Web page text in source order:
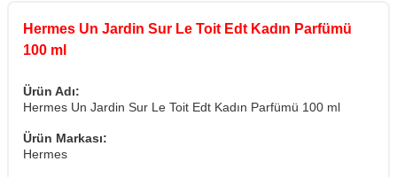
Hermes Un Jardin Sur Le Toit Edt Kadın Parfümü
100 ml
Ürün Adı:
Hermes Un Jardin Sur Le Toit Edt Kadın Parfümü 100 ml
Ürün Markası:
Hermes